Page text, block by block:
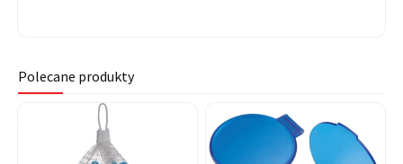
Polecane produkty